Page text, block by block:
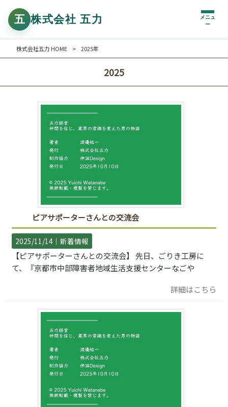
メニュ
ー
株式会社五力 HOME > 2025年
2025
ピアサポーターさんとの交流会
2025/11/14｜ 新着情報
【ピアサポーターさんとの交流会】 先日、ごりき工房に
て、『京都市中部障害者地域生活支援センターなごや
詳細はこちら